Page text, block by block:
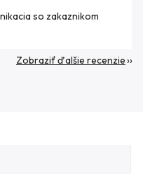
so zakaznikom
Zobraziť ďalšie recenzie